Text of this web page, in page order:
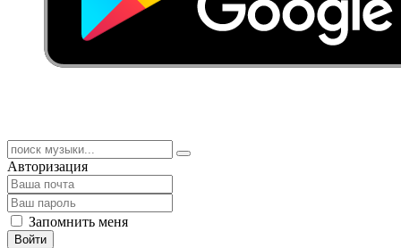
Авторизация
Запомнить меня
Войти